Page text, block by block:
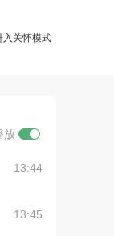
入关怀模式
放
13:44
13:45